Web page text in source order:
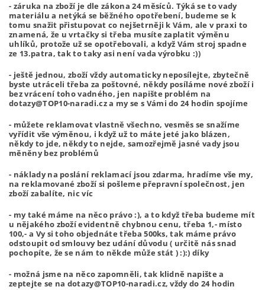
- záruka na zboží je dle zákona 24 měsíců. Týká se to vady
materiálu a netýká se běžného opotřebení, budeme se k
tomu snažit přistupovat co nejšetrněji k Vám, ale v praxi to
znamená, že u vrtačky si třeba musíte zaplatit výměnu
uhlíků, protože už se opotřebovali, a když Vám stroj spadne
ze 13.patra, tak to taky asi není vada výrobku :))
- ještě jednou, zboží vždy automaticky neposílejte, zbytečně
byste utráceli třeba za poštovné, někdy posíláme nové zboží i
bez vrácení toho vadného, jen napište problém na
dotazy@TOP10-naradi.cz a my se s Vámi do 24 hodin spojíme
- můžete reklamovat vlastně všechno, vesměs se snažíme
vyřídit vše výměnou, i když už to máte jeté jako blázen,
někdy to jde, někdy to nejde, samozřejmě jasné vady jsou
měněny bez problémů
- náklady na poslání reklamací jsou zdarma, hradíme vše my,
na reklamované zboží si pošleme přepravní společnost, jen
zboží zabalíte, nic víc
- my také máme na něco právo :), a to když třeba budeme mít
u nějakého zboží evidentně chybnou cenu, třeba 1,- místo
100,- a Vy si toho objednáte třeba 500ks, tak máme právo
odstoupit od smlouvy bez udání důvodu ( určitě nás snad
pochopíte, že se nám to někde může stát ) :):) díky
- možná jsme na něco zapomněli, tak klidně napište a
zeptejte se na dotazy@TOP10-naradi.cz, vždy do 24 hodin